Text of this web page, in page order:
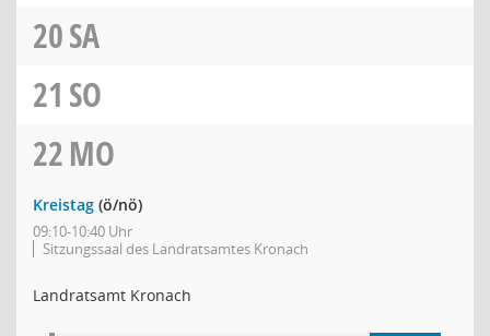
20SA
21 SO
22MO
Kreistag (ö/nö)
09:10-10:40 Uhr
Sitzungssaal des Landratsamtes Kronach
Landratsamt Kronach